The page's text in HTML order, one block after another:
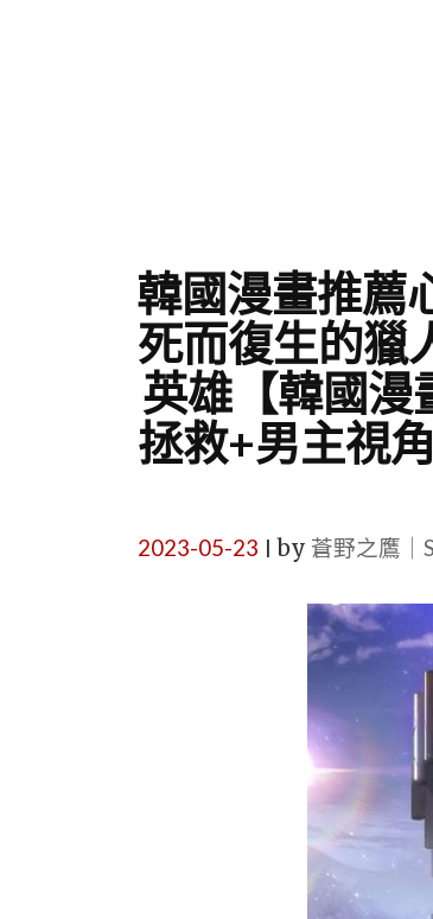
韓國漫畫推薦
死而復生的獵
英雄【韓國漫
拯救+男主視
2023-05-23 by 蒼野之鷹｜